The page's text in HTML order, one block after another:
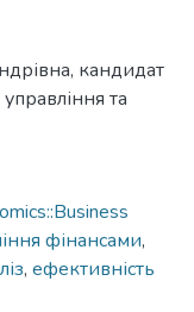
кандидат
та
фінансами,
, ефективність